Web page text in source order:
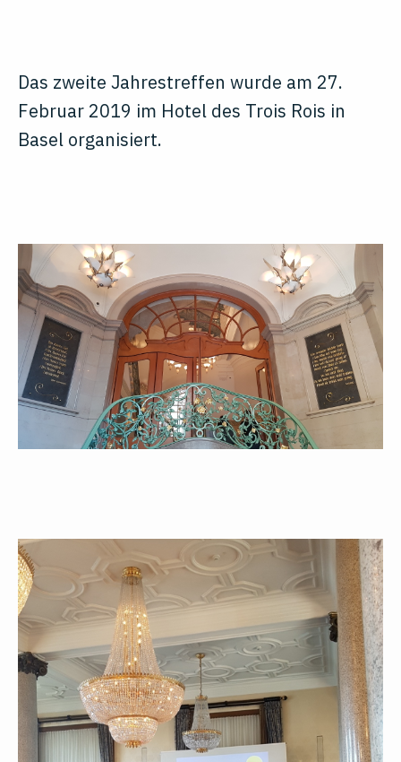
Das zweite Jahrestreffen wurde am 27.
Februar 2019 im Hotel des Trois Rois in
Basel organisiert.